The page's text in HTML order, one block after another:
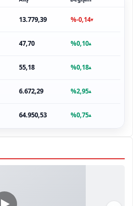
13.779,39 %-0,14▾
47,70 %0,10▴
55,18 %0,18▴
6.672,29 %2,95▴
64.950,53 %0,75▴